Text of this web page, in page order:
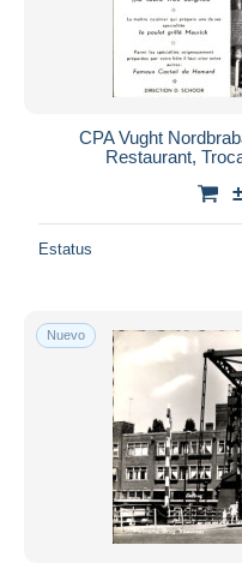
CPA Vught
Restaurant,
Estatus
Nuevo